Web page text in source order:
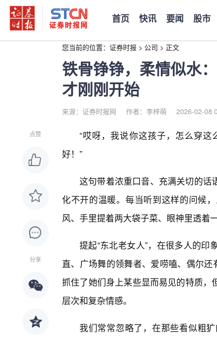
首页 快讯 要闻 股市
您当前的位置： 证券时报 > 公司 > 正文
铁骨铮铮，柔情似水
才刚刚开始
来源：证券时报网 作者：李梓萌 2026-02-08
点赞
分享
“哎呀，我说你这孩子，怎么穿
好！”
这句带着浓重口音、充满关切的话
化不开的温暖。每当听到这样的问候
风、手里提着两大袋子菜、眼神里透着
提起“东北老女人”，在很多人的
直、广场舞的领舞者、爱唠嗑、偶尔
抓住了她们身上某些显而易见的特质
层次和复杂情感。
我们常常忽略了，在那些看似粗